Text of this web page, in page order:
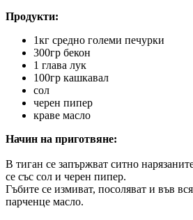
Продукти:
1кг средно големи печурки
300гр бекон
1 глава лук
100гр кашкавал
сол
черен пипер
краве масло
Начин на приготвяне:
В тиган се запържват ситно
се със сол и черен пипер.
Гъбите се измиват, посоляват и във
парченце масло.